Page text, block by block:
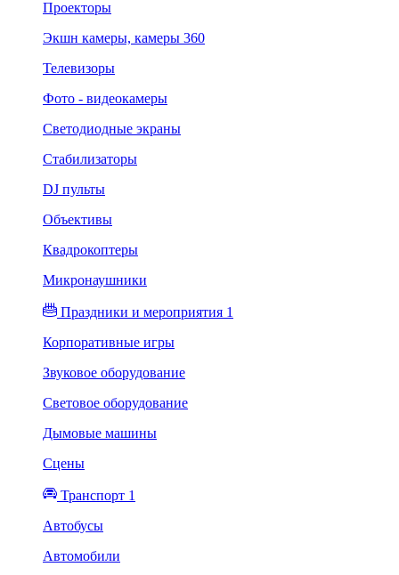
Проекторы
Экшн камеры, камеры 360
Телевизоры
Фото - видеокамеры
Светодиодные экраны
Стабилизаторы
DJ пульты
Объективы
Квадрокоптеры
Микронаушники
Праздники и мероприятия 1
Корпоративные игры
Звуковое оборудование
Световое оборудование
Дымовые машины
Сцены
Транспорт 1
Автобусы
Автомобили